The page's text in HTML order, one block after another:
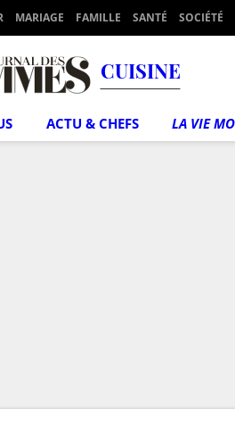
MARIAGE FAMILLE SANTÉ SOCIÉTÉ
CUISINE
ACTU & CHEFS LA VIE